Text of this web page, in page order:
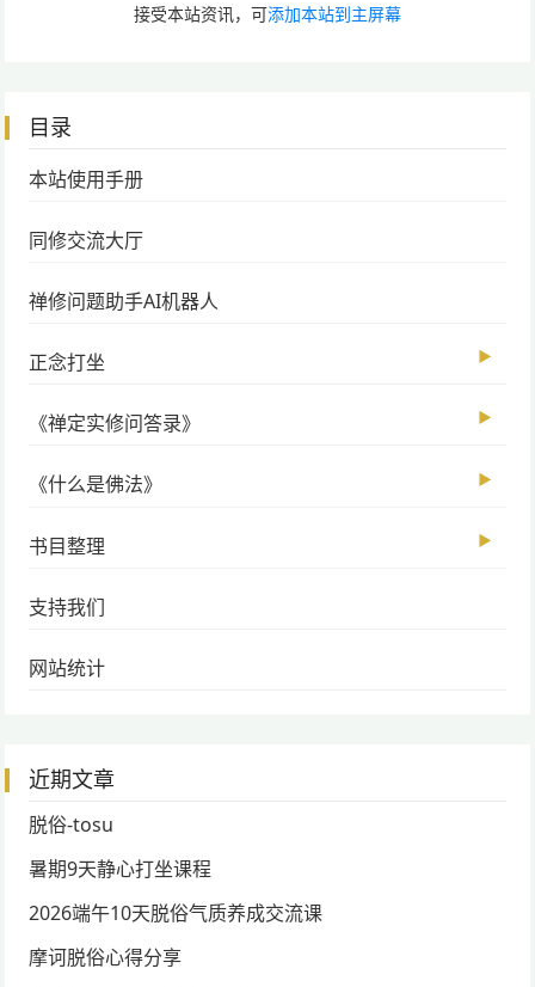
接受本站资讯，可添加本站到主屏幕
目录
本站使用手册
同修交流大厅
禅修问题助手AI机器人
正念打坐 ▶
《禅定实修问答录》 ▶
《什么是佛法》 ▶
书目整理 ▶
支持我们
网站统计
近期文章
脱俗-tosu
暑期9天静心打坐课程
2026端午10天脱俗气质养成交流课
摩诃脱俗心得分享